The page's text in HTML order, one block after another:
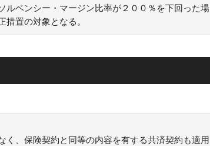
ルベンシー・マージン比率が２００％を下回った場
置の対象となる。
、保険契約と同等の内容を有する共済契約も適用